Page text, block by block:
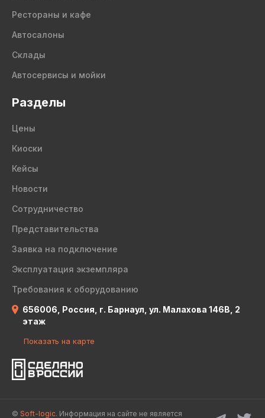
Рестораны и кафе
Автосалоны
Склады
Автосервисы и мойки
Разделы
Цены
Киоски
Кейсы
Новости
Сотрудничество
Представительства
Заявка на подключение
Эксплуатация экземпляра
Требования к оборудованию
656006, Россия, г. Барнаул, ул. Малахова 146В, 2
этаж
Показать на карте
© Soft-logic. Информация на сайте не является